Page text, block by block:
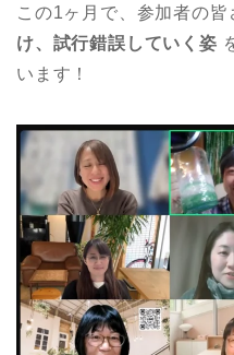
この1ヶ月で、参加者の皆
け、試行錯誤していく姿
います！